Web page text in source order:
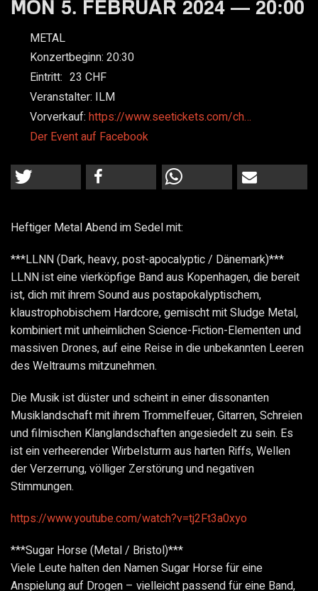
MON 5. FEBRUAR 2024 — 20:00
METAL
Konzertbeginn: 20:30
Eintritt: 23
Veranstalter: ILM
Vorverkauf: https://www.seetickets.com/ch…
Der Event auf Facebook
Heftiger Metal Abend im Sedel mit:
***LLNN (Dark, heavy, post-apocalyptic / Dänemark)***
LLNN ist eine vierköpfige Band aus Kopenhagen, die bereit
ist, dich mit ihrem Sound aus postapokalyptischem,
klaustrophobischem Hardcore, gemischt mit Sludge Metal,
kombiniert mit unheimlichen Science-Fiction-Elementen und
massiven Drones, auf eine Reise in die unbekannten Leeren
des Weltraums mitzunehmen.
Die Musik ist düster und scheint in einer dissonanten
Musiklandschaft mit ihrem Trommelfeuer, Gitarren, Schreien
und filmischen Klanglandschaften angesiedelt zu sein. Es
ist ein verheerender Wirbelsturm aus harten Riffs, Wellen
der Verzerrung, völliger Zerstörung und negativen
Stimmungen.
https://www.youtube.com/watch?v=tj2Ft3a0xyo
***Sugar Horse (Metal / Bristol)***
Viele Leute halten den Namen Sugar Horse für eine
Anspielung auf Drogen – vielleicht passend für eine Band,